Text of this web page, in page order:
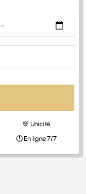
💯 Unicité
🕔 En ligne 7/7